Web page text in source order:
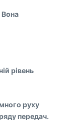
Вона
рівень
руху
передач.